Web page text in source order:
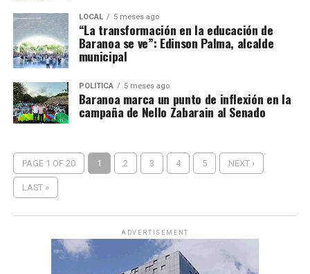
LOCAL 5 meses ago
“La transformación en la educación de
Baranoa se ve”: Edinson Palma, alcalde
municipal
POLÍTICA 5 meses ago
Baranoa marca un punto de inflexión en la
campaña de Nello Zabarain al Senado
PAGE 1 OF 20 1 2 3 4 5 NEXT ›
LAST »
ADVERTISEMENT